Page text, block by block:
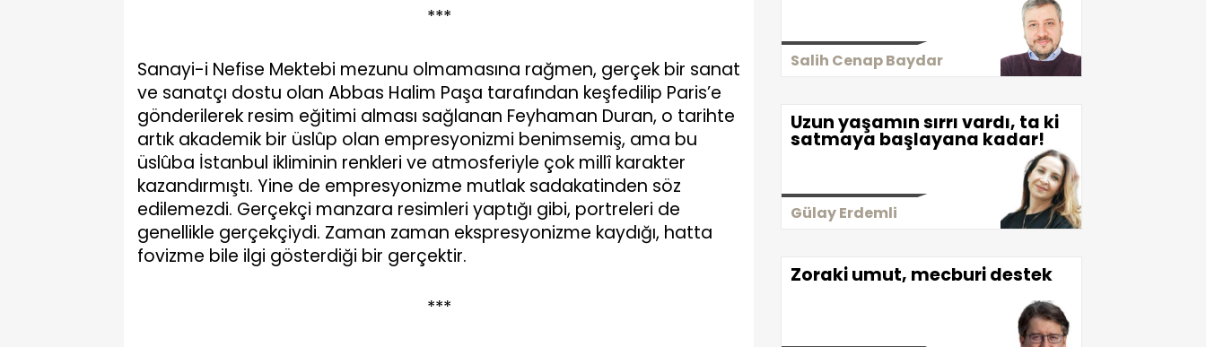
***
Sanayi-i Nefise Mektebi mezunu olmamasına rağmen, gerçek bir sanat
ve sanatçı dostu olan Abbas Halim Paşa tarafından keşfedilip Paris’e
gönderilerek resim eğitimi alması sağlanan Feyhaman Duran, o tarihte
artık akademik bir üslûp olan empresyonizmi benimsemiş, ama bu
üslûba İstanbul ikliminin renkleri ve atmosferiyle çok millî karakter
kazandırmıştı. Yine de empresyonizme mutlak sadakatinden söz
edilemezdi. Gerçekçi manzara resimleri yaptığı gibi, portreleri de
genellikle gerçekçiydi. Zaman zaman ekspresyonizme kaydığı, hatta
fovizme bile ilgi gösterdiği bir gerçektir.
***
Salih Cenap Baydar
Uzun yaşamın sırrı vardı, ta ki
satmaya başlayana kadar!
Gülay Erdemli
Zoraki umut, mecburi destek